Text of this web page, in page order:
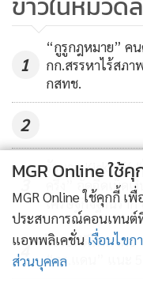
คะแนนนิยมของ ‘กำนัน
มาก ทำให้เกิดการตีตัว
ผู้นำท้องถิ่น พลิกขั้วย้าย
เป็นจำนวนมาก เพราะ
ทำให้ได้ เพราะการไม่
และความศรัทธาของตัวผู้
ทั้งนี้ มีการประเมินว่า ก
จะมีขึ้นประชาชนจะตื่นตั
ความพยายามที่ต้องการ
ส่วนร่วมในการคัดเลือก
1
“กูรูกฎหมาย” ค
กก.สรรหาไร้สภ
กสทช.
2
รัฐบาล Kick Off
ครึ่ง” อัดฉีดเม็ด
เศรษฐกิจฐานราก
4
ไอเอฟดีโพล เผ
“ดร.แดน” แนะ
MGR Online ใช้
MGR Online ใช้คุกกี้ เ
ประสบการณ์คอนเทนต์
แอพพลิเคชั่น เงื่อนไขก
ส่วนบุคคล